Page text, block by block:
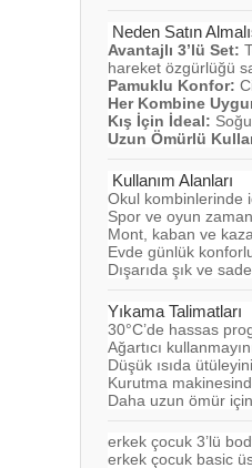
Neden Satın
Avantajlı 3’lü Set:
hareket özgürlüğü
Pamuklu Konfor:
Her Kombine
Kış İçin İdeal:
Uzun Ömürlü
Kullanım Alanları
Okul kombinlerinde
Spor ve oyun
Mont, kaban ve
Evde günlük
Dışarıda şık ve
Yıkama Talimatları
30°C’de hassas
Ağartıcı
Düşük ısıda
Kurutma
Daha uzun ömür
erkek çocuk 3’lü
erkek çocuk basic